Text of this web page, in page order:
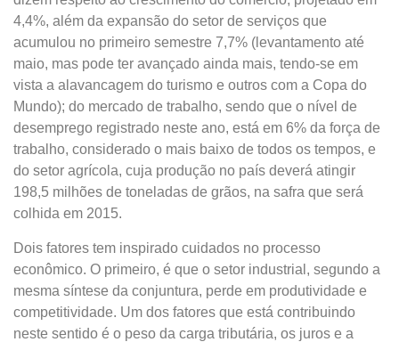
4,4%, além da expansão do setor de serviços que
acumulou no primeiro semestre 7,7% (levantamento até
maio, mas pode ter avançado ainda mais, tendo-se em
vista a alavancagem do turismo e outros com a Copa do
Mundo); do mercado de trabalho, sendo que o nível de
desemprego registrado neste ano, está em 6% da força de
trabalho, considerado o mais baixo de todos os tempos, e
do setor agrícola, cuja produção no país deverá atingir
198,5 milhões de toneladas de grãos, na safra que será
colhida em 2015.
Dois fatores tem inspirado cuidados no processo
econômico. O primeiro, é que o setor industrial, segundo a
mesma síntese da conjuntura, perde em produtividade e
competitividade. Um dos fatores que está contribuindo
neste sentido é o peso da carga tributária, os juros e a